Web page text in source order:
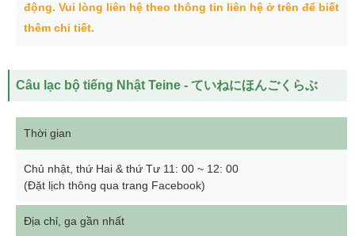
động. Vui lòng liên hệ theo thông tin liên hệ ở trên để biết
thêm chi tiết.
Câu lạc bộ tiếng Nhật Teine - ていねにほんごくらぶ
Thời gian
Chủ nhật, thứ Hai & thứ Tư 11: 00 ~ 12: 00
(Đặt lịch thông qua trang Facebook)
Địa chỉ, ga gần nhất